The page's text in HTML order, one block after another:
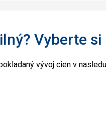
Vyberte
vývoj cien v